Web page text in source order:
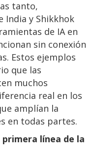
tanto,
India y Shikkhok
de IA en
sin conexión
Estos ejemplos
que las
muchos
real en los
amplían la
en todas partes.
primera línea de la